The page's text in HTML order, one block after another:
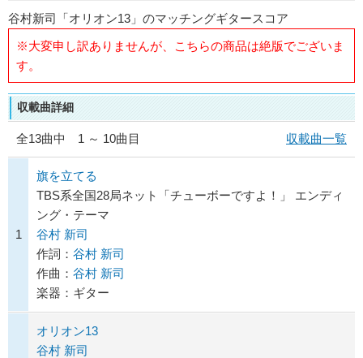
谷村新司「オリオン13」のマッチングギタースコア
※大変申し訳ありませんが、こちらの商品は絶版でございま
す。
収載曲詳細
全13曲中 1 ～ 10曲目 収載曲一覧
1
旗を立てる
TBS系全国28局ネット「チューボーですよ！」 エンディ
ング・テーマ
谷村 新司
作詞： 谷村 新司
作曲： 谷村 新司
楽器：ギター
オリオン13
谷村 新司